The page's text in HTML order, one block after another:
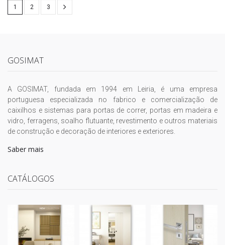
1 2 3
GOSIMAT
A GOSIMAT, fundada em 1994 em Leiria, é uma empresa
portuguesa especializada no fabrico e comercialização de
caixilhos e sistemas para portas de correr, portas em madeira e
vidro, ferragens, soalho flutuante, revestimento e outros materiais
de construção e decoração de interiores e exteriores.
Saber mais
CATÁLOGOS